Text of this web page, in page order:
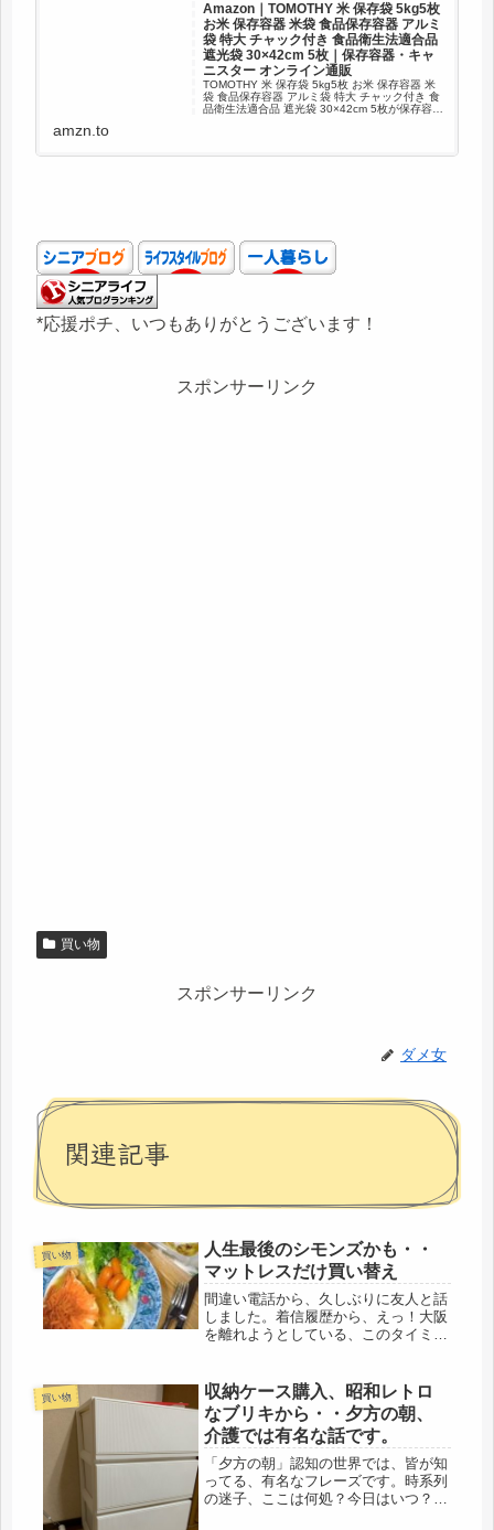
Amazon｜TOMOTHY 米 保存袋 5kg5枚
お米 保存容器 米袋 食品保存容器 アルミ
袋 特大 チャック付き 食品衛生法適合品
遮光袋 30×42cm 5枚｜保存容器・キャ
ニスター オンライン通販
TOMOTHY 米 保存袋 5kg5枚 お米 保存容器 米
袋 食品保存容器 アルミ袋 特大 チャック付き 食
品衛生法適合品 遮光袋 30×42cm 5枚が保存容
amzn.to
*応援ポチ、いつもありがとうございます！
スポンサーリンク
買い物
スポンサーリンク
ダメ女
関連記事
買い物
人生最後のシモンズかも・・
マットレスだけ買い替え
間違い電話から、久しぶりに友人と話
しました。着信履歴から、えっ！大阪
を離れようとしている、このタイミン
人。私より２才年上の72才。大阪独身
時代の金融同僚で、純独身の一人っ
子。...
買い物
収納ケース購入、昭和レトロ
なブリキから・・夕方の朝、
介護では有名な話です。
「夕方の朝」認知の世界では、皆が知
ってる、有名なフレーズです。時系列
の迷子、ここは何処？今日はいつ？に